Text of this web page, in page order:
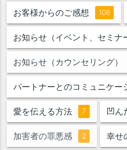
お客様からのご感想 108
お知らせ（イベント、セミナ
お知らせ（カウンセリング）
パートナーとのコミュニケー
愛を伝える方法 7 凹ん
加害者の罪悪感 2 幸せ